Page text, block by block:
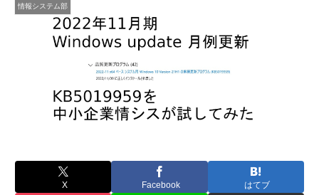
情報システム部
X Facebook はてブ